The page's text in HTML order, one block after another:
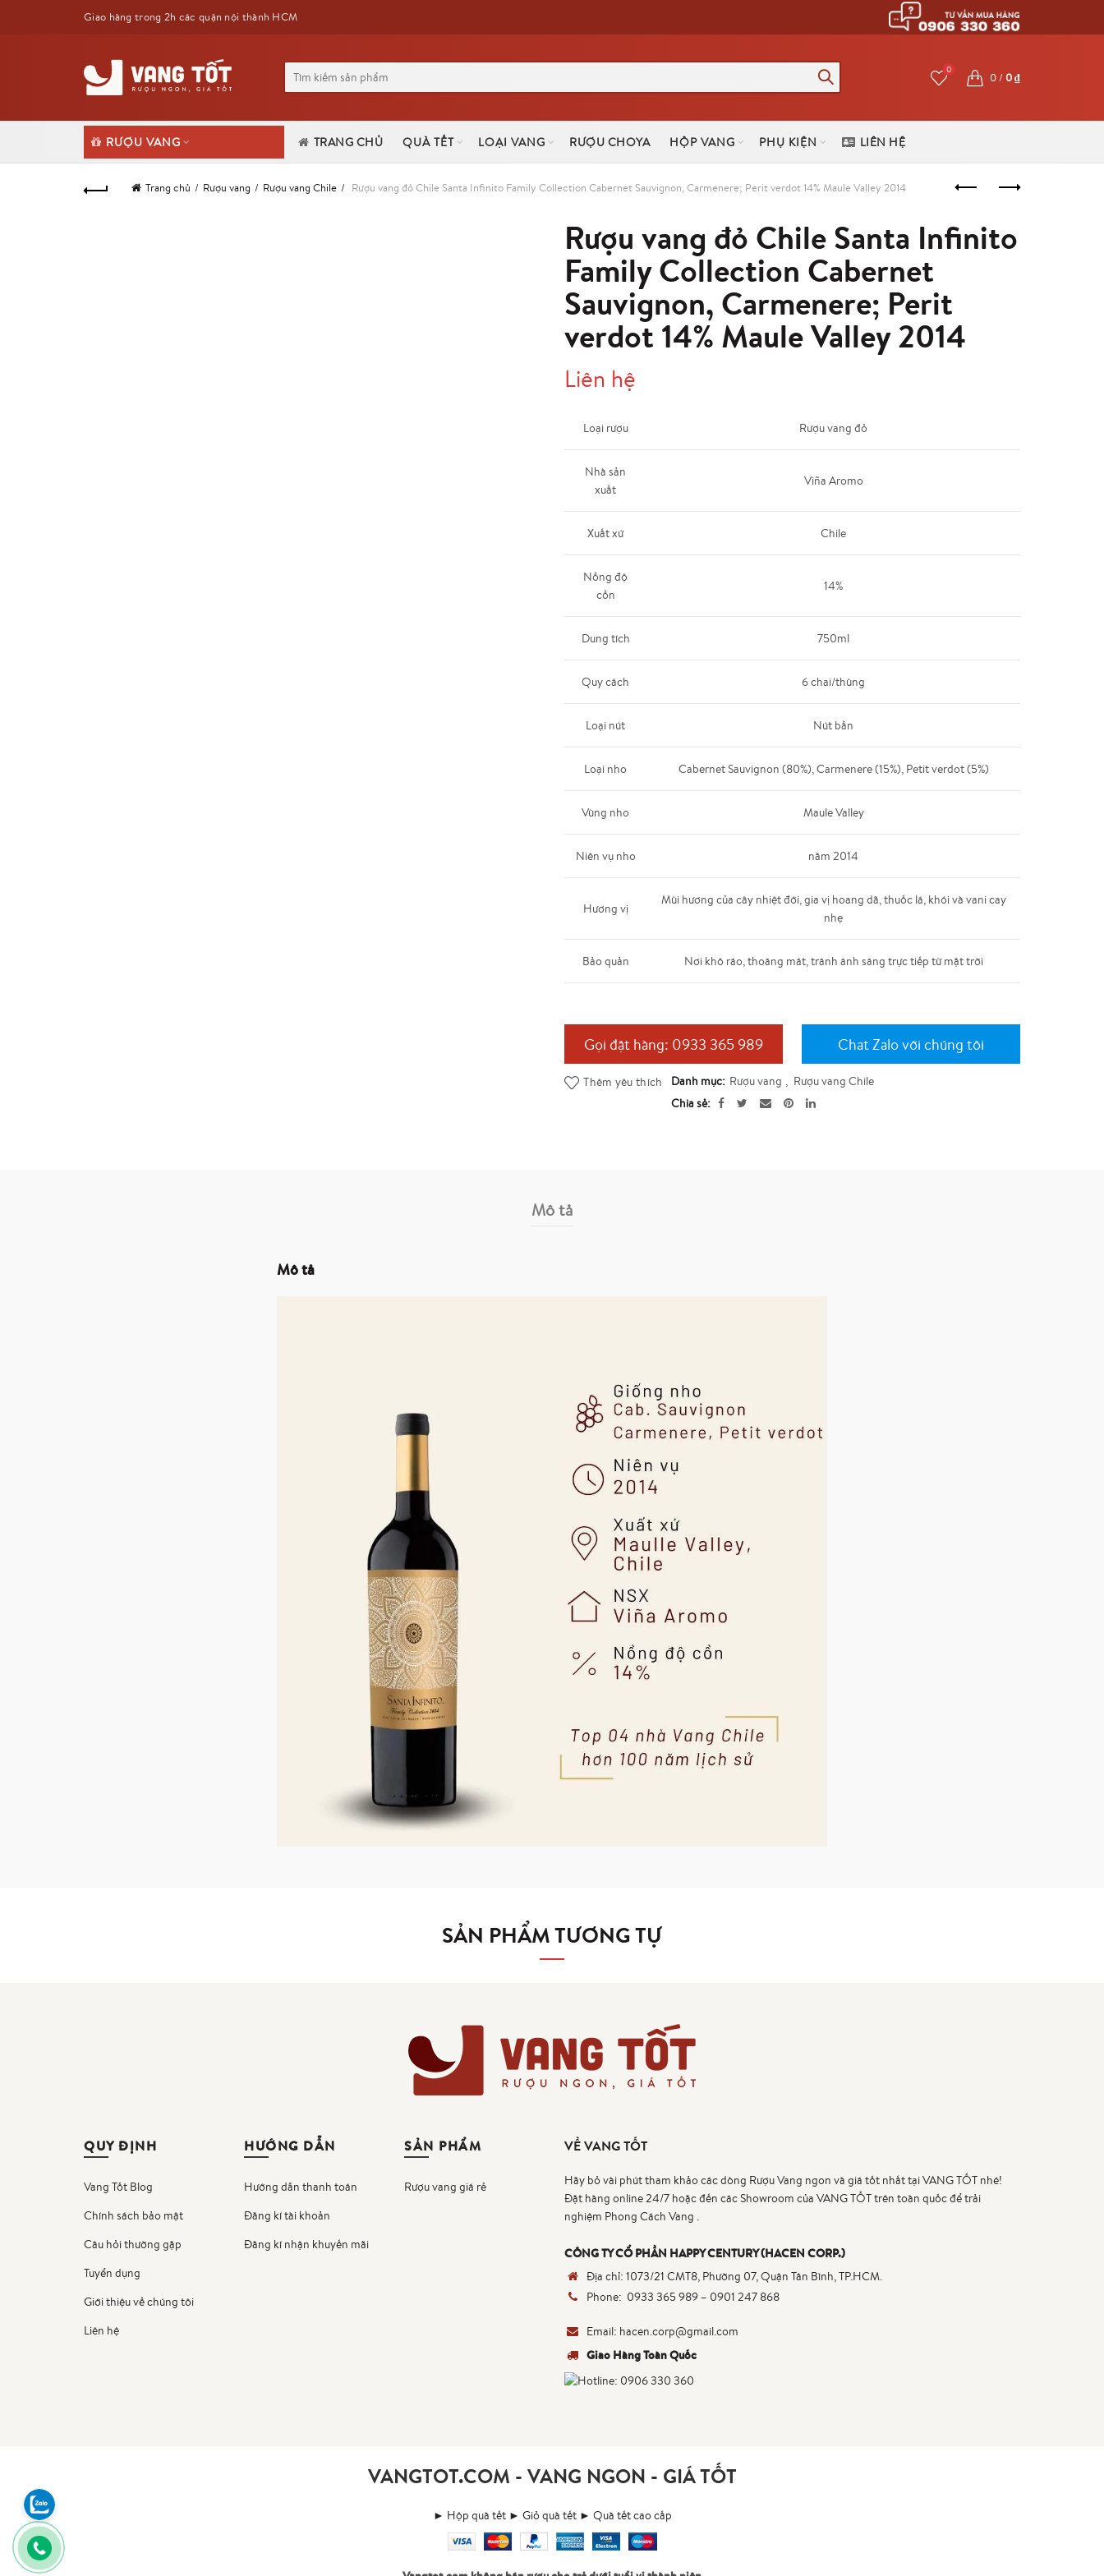
Giao hàng trong 2h các quận nội thành HCM
0
0/ 0₫
RƯỢU VANG TRANG CHỦ QUÀ TẾT LOẠI VANG RƯỢU CHOYA HỘP VANG PHỤ KIỆN LIÊN HỆ
Trang chủ Rượu vang Rượu vang Chile Rượu vang đỏ Chile Santa Infinito Family Collection Cabernet Sauvignon, Carmenere; Perit verdot 14% Maule Valley 2014
Rượu vang đỏ Chile Santa Infinito
Family Collection Cabernet
Sauvignon, Carmenere; Perit
verdot 14% Maule Valley 2014
Liên hệ
Loại rượu Rượu vang đỏ
Nhà sản
xuất
Viña Aromo
Xuất xứ Chile
Nồng độ
cồn
14%
Dung tích 750ml
Quy cách 6 chai/thùng
Loại nút Nút bần
Loại nho Cabernet Sauvignon (80%), Carmenere (15%), Petit verdot (5%)
Vùng nho Maule Valley
Niên vụ nho năm 2014
Hương vị
Mùi hương của cây nhiệt đới, gia vị hoang dã, thuốc lá, khói và vani cay
nhẹ
Bảo quản Nơi khô ráo, thoáng mát, tránh ánh sáng trực tiếp từ mặt trời
Gọi đặt hàng: 0933 365 989 Chat Zalo với chúng tôi
Thêm yêu thích Danh mục: Rượu vang , Rượu vang Chile
Chia sẻ
Mô tả
Mô tả
SẢN PHẨM TƯƠNG TỰ
QUY ĐỊNH
Vang Tốt Blog
Chính sách bảo mật
Câu hỏi thường gặp
Tuyển dụng
Giới thiệu về chúng tôi
Liên hệ
HƯỚNG DẪN
Hướng dẫn thanh toán
Đăng kí tài khoản
Đăng kí nhận khuyến mãi
SẢN PHẨM
Rượu vang giá rẻ
VỀ VANG TỐT
Hãy bỏ vài phút tham khảo các dòng Rượu Vang ngon và giá tốt nhất tại VANG TỐT nhé!
Đặt hàng online 24/7 hoặc đến các Showroom của VANG TỐT trên toàn quốc để trải
nghiệm Phong Cách Vang .
CÔNG TY CỔ PHẦN HAPPY CENTURY (HACEN CORP.)
Địa chỉ: 1073/21 CMT8, Phường 07, Quận Tân Bình, TP.HCM.
Phone: 0933 365 989 – 0901 247 868
Email: hacen.corp@gmail.com
Giao Hàng Toàn Quốc
VANGTOT.COM - VANG NGON - GIÁ TỐT
► Hộp quà tết ► Giỏ quà tết ► Quà tết cao cấp